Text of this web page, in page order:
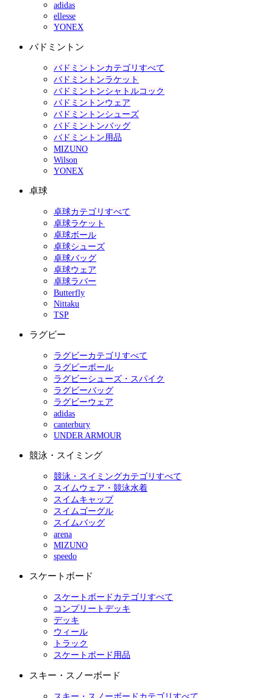
adidas
ellesse
YONEX
バドミントン
バドミントンカテゴリすべて
バドミントンラケット
バドミントンシャトルコック
バドミントンウェア
バドミントンシューズ
バドミントンバッグ
バドミントン用品
MIZUNO
Wilson
YONEX
卓球
卓球カテゴリすべて
卓球ラケット
卓球ボール
卓球シューズ
卓球バッグ
卓球ウェア
卓球ラバー
Butterfly
Nittaku
TSP
ラグビー
ラグビーカテゴリすべて
ラグビーボール
ラグビーシューズ・スパイク
ラグビーバッグ
ラグビーウェア
adidas
canterbury
UNDER ARMOUR
競泳・スイミング
競泳・スイミングカテゴリすべて
スイムウェア・競泳水着
スイムキャップ
スイムゴーグル
スイムバッグ
arena
MIZUNO
speedo
スケートボード
スケートボードカテゴリすべて
コンプリートデッキ
デッキ
ウィール
トラック
スケートボード用品
スキー・スノーボード